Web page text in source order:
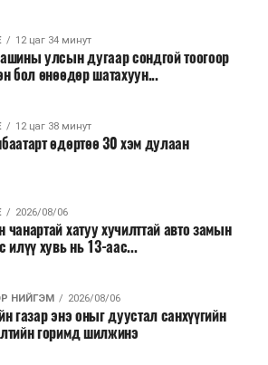
сайд Н.Учрал онцоллоо.
ерөнхийлөн захирагч нарт
зардлыг 20 хувиар бууруулах,
байх, аялал, амралт, зугаалга,
спортын арга хэмжээг зохион
төрийн албанд шинэ орон тоо бий
шилжүүлэх, төрийн албан
цахимаар ажиллуулах арга
үүрэг болголоо.
сайжирч, эдийн засгийн нөхцөл
болсон тохиолдолд эдгээр
сулруулах юм.
12 цаг 34 минут
улсын дугаар сондгой тоогоор
бол өнөөдөр шатахуун...
12 цаг 38 минут
өдөртөө 30 хэм дулаан
2026/08/06
хатуу хучилттай авто замын
илүү хувь нь 13-аас...
НИЙГЭМ 2026/08/06
газар энэ оныг дуустал санхүүгийн
горимд шилжинэ